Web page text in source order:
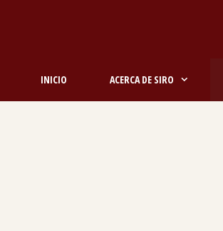
INICIO ACERCA DE SIRO